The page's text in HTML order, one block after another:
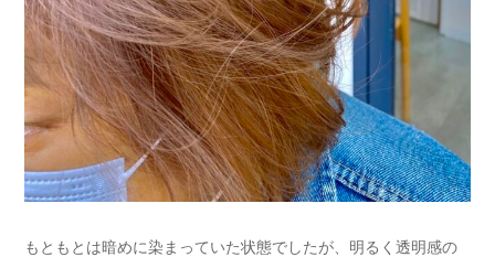
もともとは暗めに染まっていた状態でしたが、明るく透明感の